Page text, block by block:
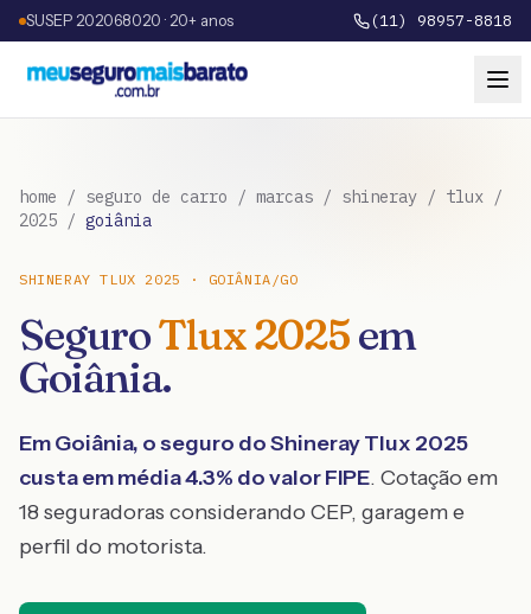
SUSEP 202068020 · 20+ anos (11) 98957-8818
home / seguro de carro / marcas / shineray / tlux /
2025 / goiânia
SHINERAY TLUX 2025 · GOIÂNIA /GO
SeguroTlux2025em
Goiânia.
EmGoiânia, o seguro doShinerayTlux 2025
custa em média4.3% do valor FIPE. Cotação em
18 seguradoras considerando CEP, garagem e
perfil do motorista.